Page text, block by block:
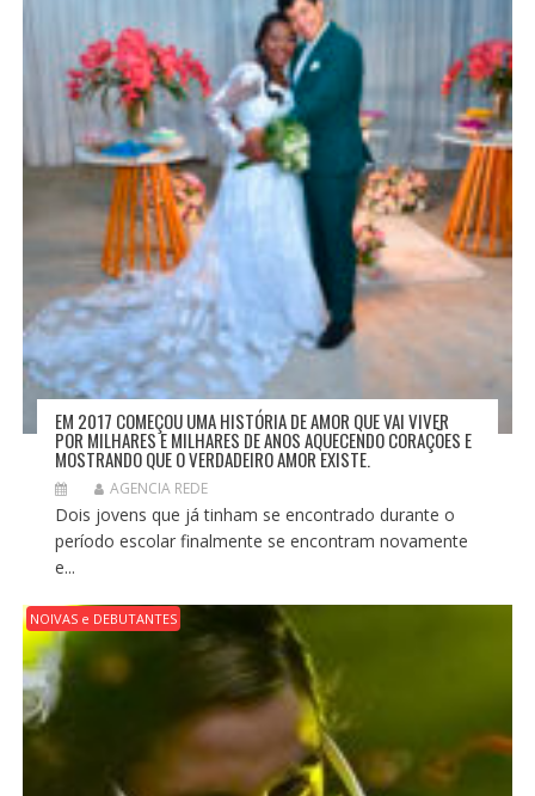
S
EM 2017 COMEÇOU UMA HISTÓRIA DE AMOR QUE VAI VIVER
POR MILHARES E MILHARES DE ANOS AQUECENDO CORAÇÕES E
MOSTRANDO QUE O VERDADEIRO AMOR EXISTE.
AGENCIA REDE
Dois jovens que já tinham se encontrado durante o
período escolar finalmente se encontram novamente
e...
NOIVAS e DEBUTANTES